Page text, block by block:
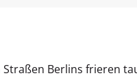
Straßen Berlins frieren